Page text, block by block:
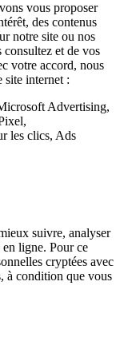
vous proposer
des contenus
notre site ou nos
et de vos
votre accord, nous
site internet :
Advertising,
les clics, Ads
suivre, analyser
ligne. Pour ce
cryptées avec
à condition que vous